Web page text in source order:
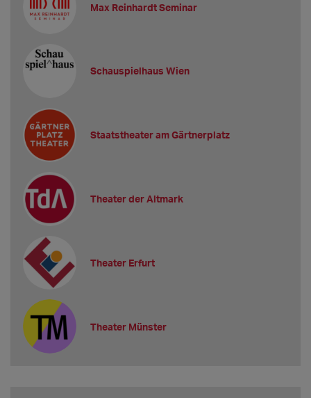
Max Reinhardt Seminar
Schauspielhaus Wien
Staatstheater am Gärtnerplatz
Theater der Altmark
Theater Erfurt
Theater Münster